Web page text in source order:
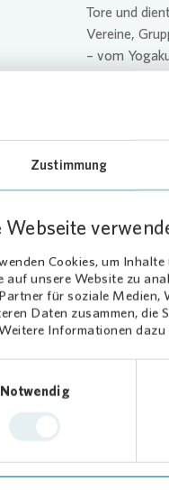
Zustimmung
Webseite
Cookies, um
auf unsere Website zu
für soziale Medien,
Daten zusammen, die
Informationen dazu
Notwendig
Tore und
Vereine,
– vom
stehen allen
Hier können